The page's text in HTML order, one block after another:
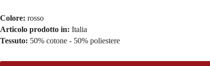
Colore: rosso
Articolo prodotto in: Italia
Tessuto: 50% cotone - 50% poliestere